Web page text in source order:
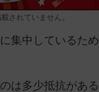
されていません。
集中しているた
は多少抵抗があ